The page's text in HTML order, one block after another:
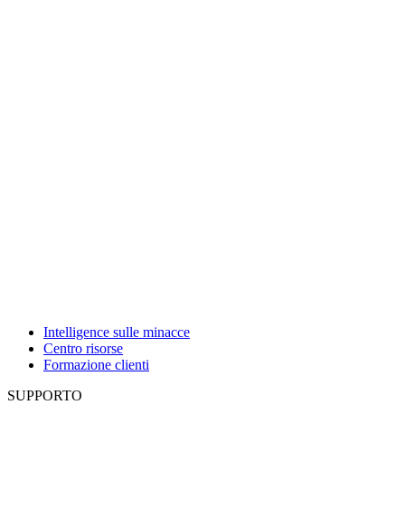
Intelligence sulle minacce
Centro risorse
Formazione clienti
SUPPORTO